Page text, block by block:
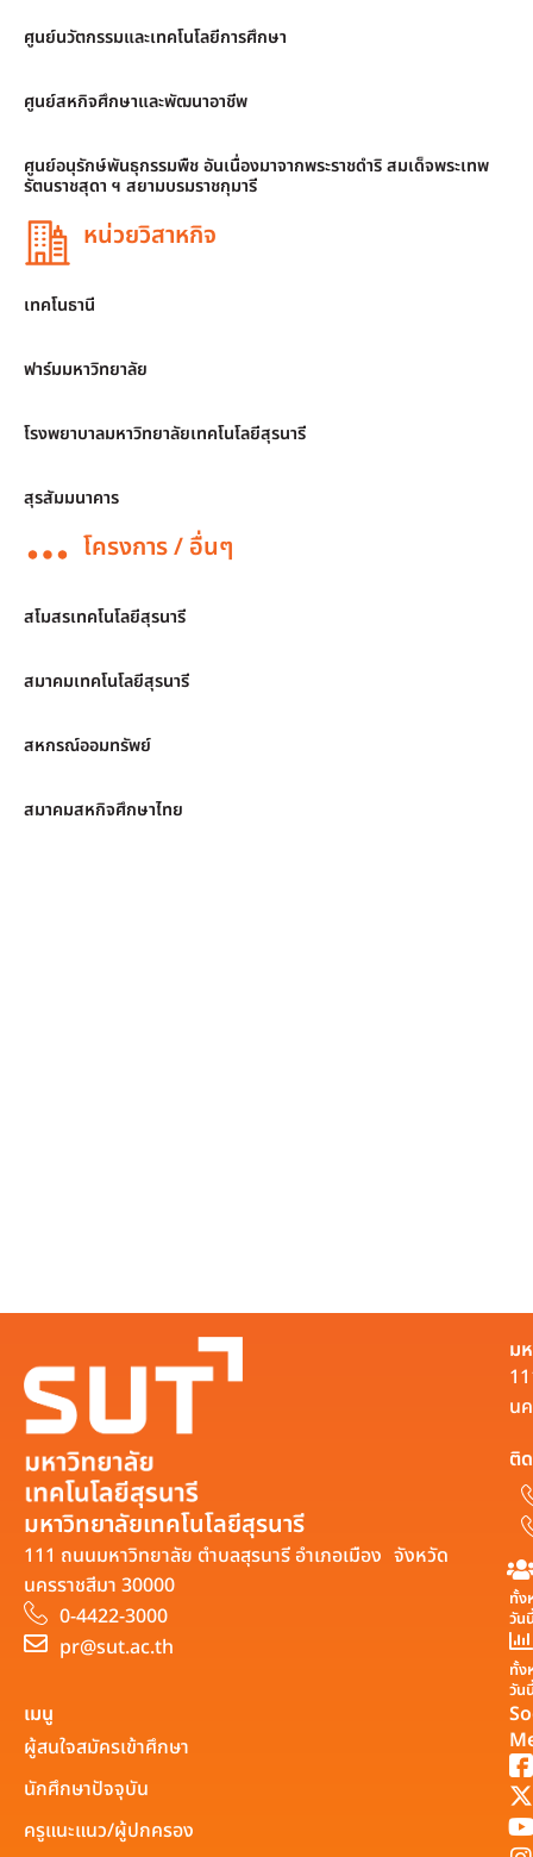
ศูนย์นวัตกรรมและเทคโนโลยีการศึกษา
ศูนย์สหกิจศึกษาและพัฒนาอาชีพ
ศูนย์อนุรักษ์พันธุกรรมพืช อันเนื่องมาจากพระราชดำริ สมเด็จพระเทพ
รัตนราชสุดา ฯ สยามบรมราชกุมารี
หน่วยวิสาหกิจ
เทคโนธานี
ฟาร์มมหาวิทยาลัย
โรงพยาบาลมหาวิทยาลัยเทคโนโลยีสุรนารี
สุรสัมมนาคาร
โครงการ / อื่นๆ
สโมสรเทคโนโลยีสุรนารี
สมาคมเทคโนโลยีสุรนารี
สหกรณ์ออมทรัพย์
สมาคมสหกิจศึกษาไทย
มหาวิทยาลัยเทคโนโลยีสุรนารี
111 ถนนมหาวิทยาลัย ตำบลสุรนารี อำเภอเมือง จังหวัด
นครราชสีมา 30000
0-4422-3000
pr@sut.ac.th
ม
น
ติ
ทั้ง
วัน
ทั้ง
วัน
เมนู
ผู้สนใจสมัครเข้าศึกษา
นักศึกษาปัจจุบัน
ครูแนะแนว/ผู้ปกครอง